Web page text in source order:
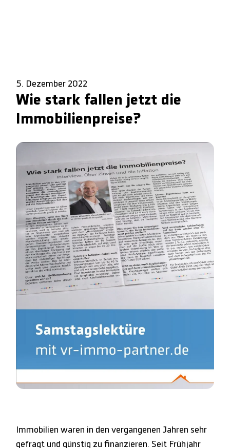
5. Dezember 2022
Wie stark fallen jetzt die
Immobilienpreise?
Immobilien waren in den vergangenen Jahren sehr
gefragt und günstig zu finanzieren. Seit Frühjahr